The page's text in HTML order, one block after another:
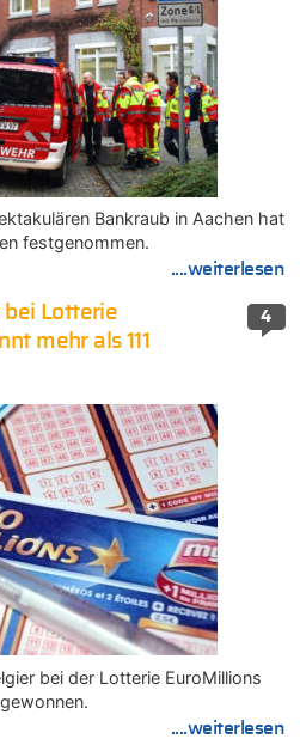
Bankraub in Aachen hat
festgenommen.
....weiterlesen
4
bei Lotterie
mehr als 111
bei der Lotterie EuroMillions
....weiterlesen